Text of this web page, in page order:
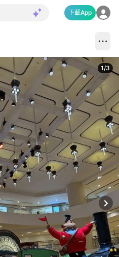
下載App
1/3